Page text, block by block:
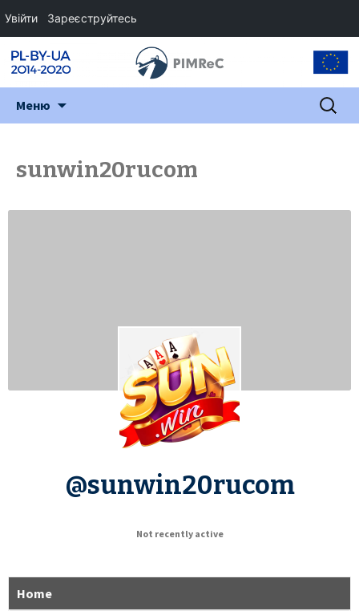
Меню Пошук:
sunwin20rucom
@sunwin20rucom
Not recently active
Home
Увійти Зареєструйтесь